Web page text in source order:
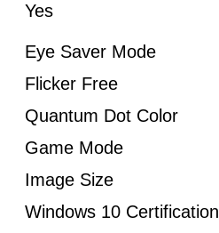
Yes
Eye Saver Mode
Flicker Free
Quantum Dot Color
Game Mode
Image Size
Windows 10 Certification